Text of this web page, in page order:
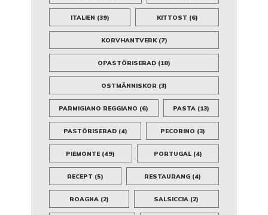
ITALIEN (39) KITTOST (6)
KORVHANTVERK(7)
OPASTÖRISERAD (18)
OSTMÄNNISKOR (3)
PARMIGIANO REGGIANO (6) PASTA(13)
PASTÖRISERAD(4) PECORINO (3)
PIEMONTE (49) PORTUGAL(4)
RECEPT (5) RESTAURANG (4)
ROAGNA(2) SALSICCIA (2)